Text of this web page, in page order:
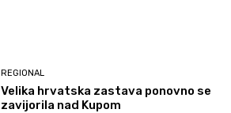
REGIONAL
Velika hrvatska zastava ponovno se
zavijorila nad Kupom